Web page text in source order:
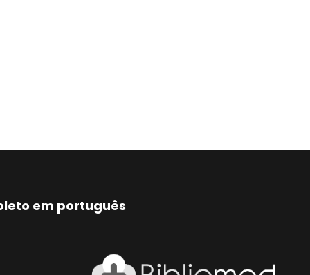
em português